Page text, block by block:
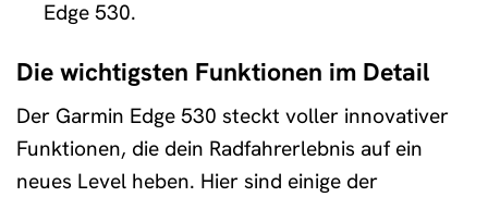
Edge 530.
Die wichtigsten Funktionen im Detail
Der Garmin Edge 530 steckt voller innovativer
Funktionen, die dein Radfahrerlebnis auf ein
neues Level heben. Hier sind einige der